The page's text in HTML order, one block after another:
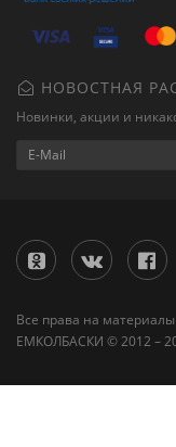
НОВОСТНАЯ
Новинки, акции и
Все права на
ЕМКОЛБАСКИ © 2012 –